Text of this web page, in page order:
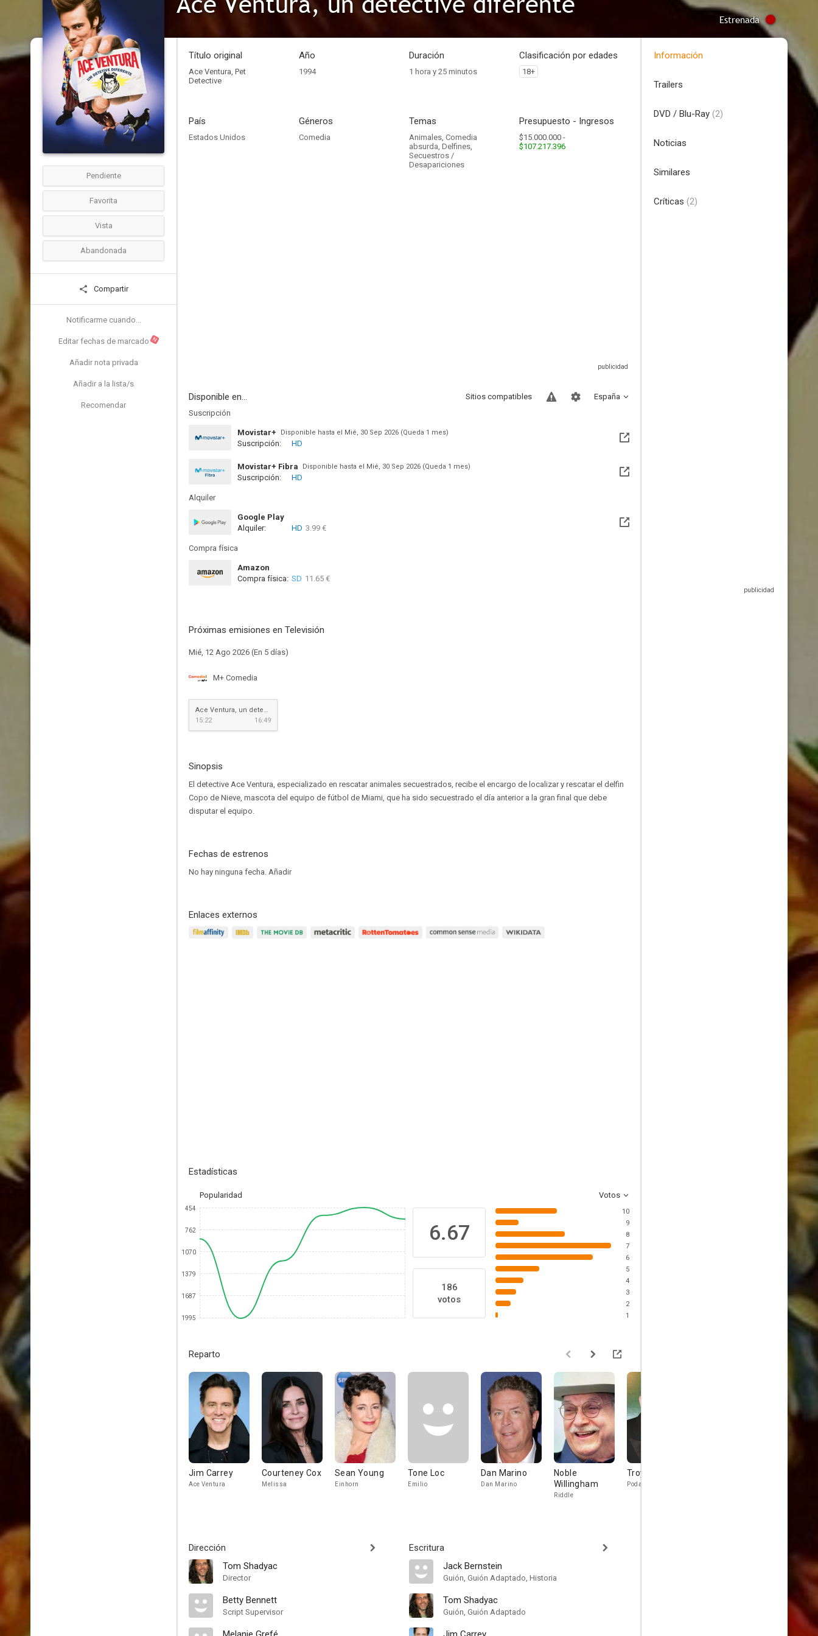
Estrenada
Pendiente
Favorita
Vista
Abandonada
Compartir
Notificarme cuando...
Editar fechas de marcado N
Añadir nota privada
Añadir a la lista/s
Recomendar
Título original
Ace Ventura, Pet
Detective
Año
1994
Duración
1 hora y 25 minutos
Clasificación por edades
18+
País
Estados Unidos
Géneros
Comedia
Temas
Animales, Comedia
absurda, Delfines,
Secuestros /
Desapariciones
Presupuesto - Ingresos
$15.000.000 -
$107.217.396
Disponible en... España
Sitios compatibles
Suscripción
Movistar+ Disponible hasta el Mié, 30 Sep 2026 (Queda 1 mes)
Suscripción: HD
Movistar+ Fibra Disponible hasta el Mié, 30 Sep 2026 (Queda 1 mes)
Suscripción: HD
Alquiler
Google Play
Alquiler:
HD 3.99 €
Compra física
Amazon
Compra física: SD 11.65 €
Próximas emisiones en Televisión
Mié, 12 Ago 2026 (En 5 días)
M+ Comedia
Ace Ventura, un detective diferente
15:22
16:49
Sinopsis
El detective Ace Ventura, especializado en rescatar animales secuestrados, recibe el encargo de localizar y rescatar el delfin
Copo de Nieve, mascota del equipo de fútbol de Miami, que ha sido secuestrado el día anterior a la gran final que debe
disputar el equipo.
Fechas de estrenos
No hay ninguna fecha. Añadir
Enlaces externos
Estadísticas
Popularidad Votos
454
762
1070
1379
1687
1995
6.67
186
votos
10
9
8
7
6
5
4
3
2
1
Reparto
Jim Carrey
Ace Ventura
Courteney Cox
Melissa
Sean Young
Einhorn
Tone Loc
Emilio
Dan Marino
Dan Marino
Noble
Willingham
Riddle
Troy Evans
Podacter
Dirección
Tom Shadyac
Director
Betty Bennett
Script Supervisor
Escritura
Jack Bernstein
Guión, Guión Adaptado, Historia
Tom Shadyac
Guión, Guión Adaptado
Información
Trailers
DVD / Blu-Ray (2)
Noticias
Similares
Críticas (2)